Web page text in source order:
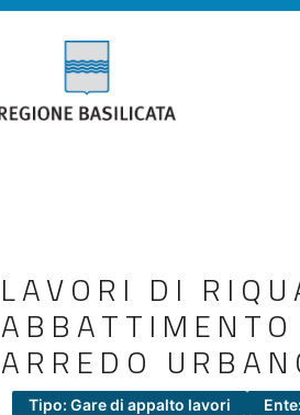
LAVORI DI
ARREDO
Tipo: Gare di appalto lavori